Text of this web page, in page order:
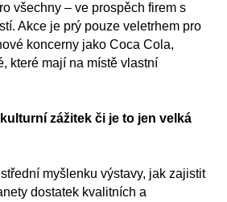
všechny – ve prospěch firem s
Akce je prý pouze veletrhem pro
koncerny jako Coca Cola,
které mají na místě vlastní
zážitek či je to jen velká
myšlenku výstavy, jak zajistit
dostatek kvalitních a